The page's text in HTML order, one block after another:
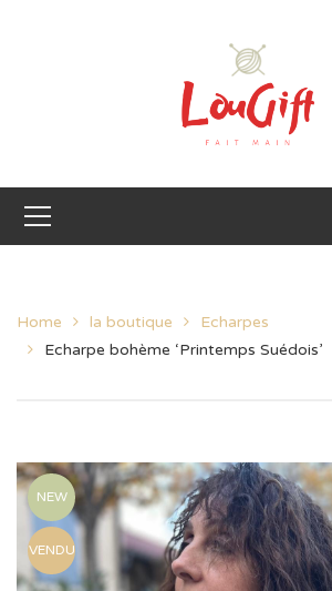
Home la boutique
Echarpes
Echarpe bohème ‘Printemps Suédois’
NEW
VENDU